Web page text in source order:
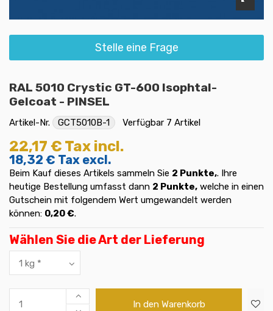
Stelle eine Frage
RAL 5010 Crystic GT-600 Isophtal-
Gelcoat - PINSEL
Artikel-Nr. GCT5010B-1 Verfügbar 7 Artikel
22,17 € Tax incl.
18,32 € Tax excl.
Beim Kauf dieses Artikels sammeln Sie 2 Punkte,. Ihre
heutige Bestellung umfasst dann 2 Punkte, welche in einen
Gutschein mit folgendem Wert umgewandelt werden
können: 0,20 €.
Wählen Sie die Art der Lieferung
In den Warenkorb